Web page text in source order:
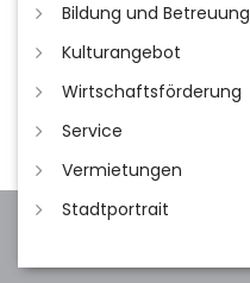
Bildung und Betreuung
Kulturangebot
Wirtschaftsförderung
Service
Vermietungen
Stadtportrait